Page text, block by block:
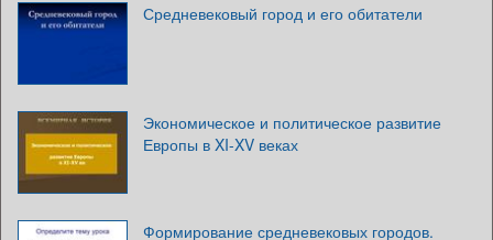
Средневековый город и его обитатели
Экономическое и политическое развитие
Европы в XI-XV веках
Формирование средневековых городов.